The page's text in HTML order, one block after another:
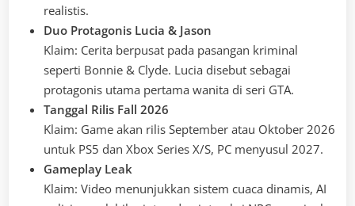
realistis.
Duo Protagonis Lucia & Jason
Klaim: Cerita berpusat pada pasangan kriminal
seperti Bonnie & Clyde. Lucia disebut sebagai
protagonis utama pertama wanita di seri GTA.
Tanggal Rilis Fall 2026
Klaim: Game akan rilis September atau Oktober 2026
untuk PS5 dan Xbox Series X/S, PC menyusul 2027.
Gameplay Leak
Klaim: Video menunjukkan sistem cuaca dinamis, AI